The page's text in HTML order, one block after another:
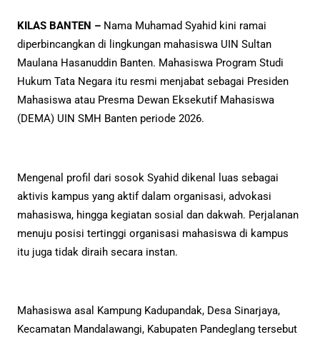
KILAS BANTEN – Nama Muhamad Syahid kini ramai
diperbincangkan di lingkungan mahasiswa UIN Sultan
Maulana Hasanuddin Banten. Mahasiswa Program Studi
Hukum Tata Negara itu resmi menjabat sebagai Presiden
Mahasiswa atau Presma Dewan Eksekutif Mahasiswa
(DEMA) UIN SMH Banten periode 2026.
Mengenal profil dari sosok Syahid dikenal luas sebagai
aktivis kampus yang aktif dalam organisasi, advokasi
mahasiswa, hingga kegiatan sosial dan dakwah. Perjalanan
menuju posisi tertinggi organisasi mahasiswa di kampus
itu juga tidak diraih secara instan.
Mahasiswa asal Kampung Kadupandak, Desa Sinarjaya,
Kecamatan Mandalawangi, Kabupaten Pandeglang tersebut